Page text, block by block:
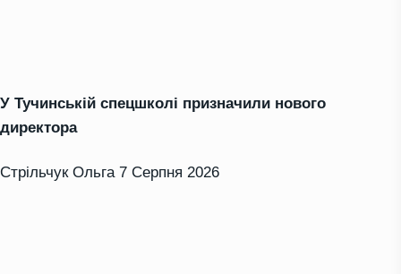
У Тучинській спецшколі призначили нового
директора
Стрільчук Ольга 7 Серпня 2026